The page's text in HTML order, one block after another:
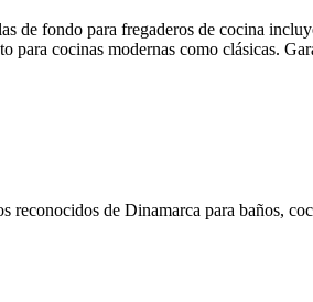
de fondo para fregaderos de cocina
para cocinas modernas como clásicas.
de Dinamarca para baños,